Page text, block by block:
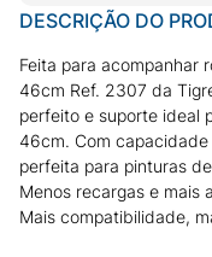
DESCRIÇÃO DO
Feita para acompanhar
46cm Ref. 2307 da
perfeito e suporte ideal
46cm. Com
perfeita para pinturas
Menos recargas e mais
Mais compatibilidade,